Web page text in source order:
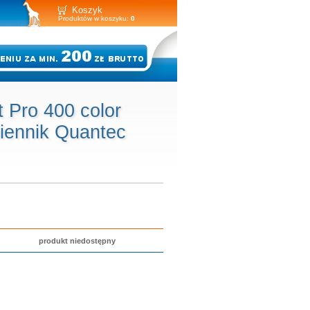
Koszyk
Produktów w koszyku: 0
Pro 400 color
Quantec
produkt niedostępny